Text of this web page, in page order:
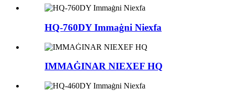
HQ-760DY Immaġni Niexfa
IMMAĠINAR NIEXEF HQ